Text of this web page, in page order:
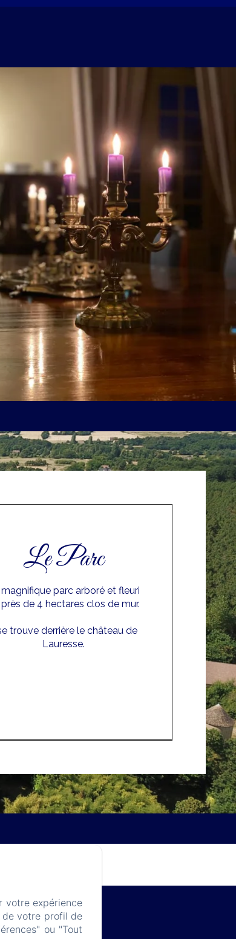
Le Parc
parc arboré et fleuri
de 4 hectares clos de mur.
trouve derrière le château de
Lauresse.
votre expérience
de votre profil de
ou "Tout